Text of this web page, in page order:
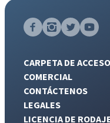
CARPETA DE
COMERCIAL
CONTÁCTENOS
LEGALES
LICENCIA DE